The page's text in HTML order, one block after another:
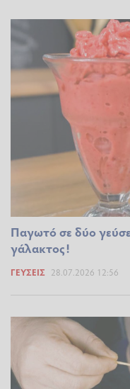
Παγωτό σε δύο
γάλακτος!
ΓΕΎΣΕΙΣ 28.07.2026 12:56